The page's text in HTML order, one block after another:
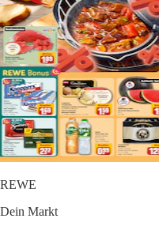
REWE
Dein Markt